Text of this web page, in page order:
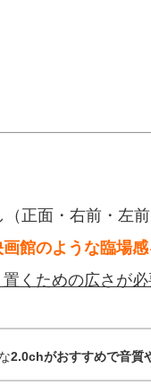
正面・右前・左
画館のような臨場
くための広さが必
2.0chがおすすめで音質